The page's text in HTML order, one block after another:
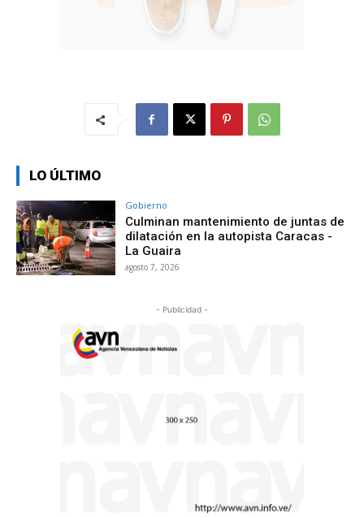
LO ÚLTIMO
Gobierno
Culminan mantenimiento de juntas de
dilatación en la autopista Caracas -
La Guaira
agosto 7, 2026
- Publicidad -